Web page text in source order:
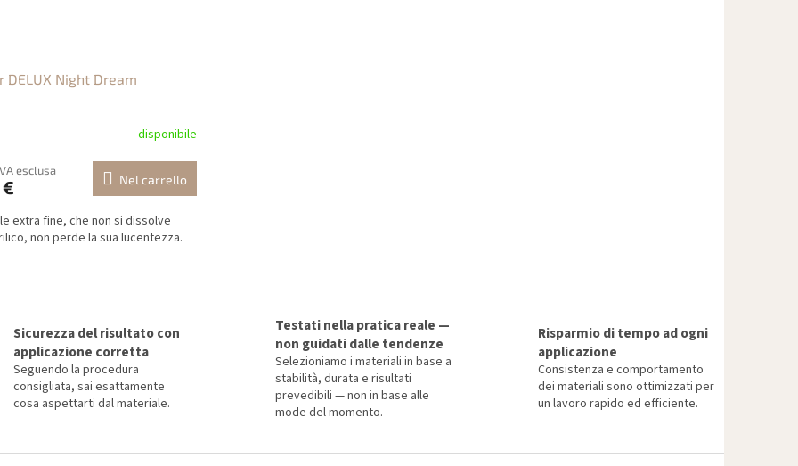
DELUX Night Dream
disponibile
esclusa
Nel carrello
extra fine, che non si dissolve
non perde la sua lucentezza.
t
r
o
l
l
i
e
Sicurezza del risultato con
applicazione corretta
Seguendo la procedura
consigliata, sai esattamente
cosa aspettarti dal materiale.
Testati nella pratica reale —
non guidati dalle tendenze
Selezioniamo i materiali in base a
stabilità, durata e risultati
prevedibili — non in base alle
mode del momento.
Risparmio di tempo ad ogni
applicazione
Consistenza e comportamento
dei materiali sono ottimizzati per
un lavoro rapido ed efficiente.